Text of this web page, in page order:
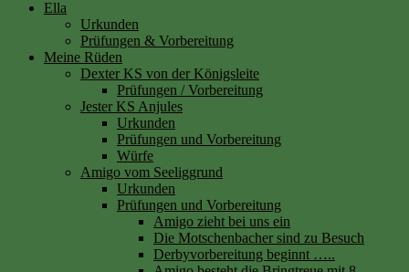
Ella
Urkunden
Prüfungen & Vorbereitung
Meine Rüden
Dexter KS von der Königsleite
Prüfungen / Vorbereitung
Jester KS Anjules
Urkunden
Prüfungen und Vorbereitung
Würfe
Amigo vom Seeliggrund
Urkunden
Prüfungen und Vorbereitung
Amigo zieht bei uns ein
Die Motschenbacher sind zu Besuch
Derbyvorbereitung beginnt …..